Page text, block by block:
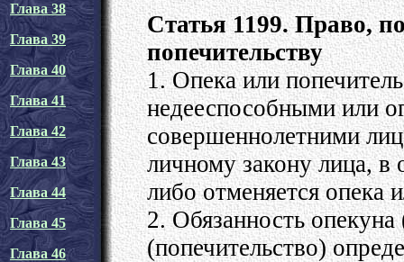
Глава 38
Глава 39
Глава 40
Глава 41
Глава 42
Глава 43
Глава 44
Глава 45
Глава 46
Статья 1199. Право,
попечительству
1. Опека или
недееспособными или
совершеннолетними
личному закону лица, в
либо отменяется опека
2. Обязанность
(попечительство)